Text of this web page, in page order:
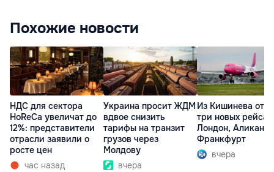
Похожие новости
НДС для сектора
HoReCa увеличат до
12%: представители
отрасли заявили о
росте цен
час назад
Украина просит ЖДМ
вдвое снизить
тарифы на транзит
грузов через
Молдову
вчера
Из Кишинева
три новых рейса
Лондон,
Франкфурт
вчера